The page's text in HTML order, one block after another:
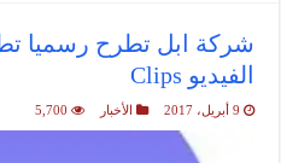
شركة ابل تطرح رسميا
الفيديو Clips
9 أبريل، 2017 الأخبار 5,700